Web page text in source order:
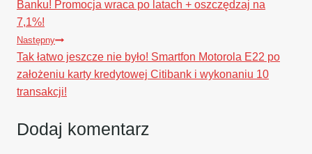
Banku! Promocja wraca po latach + oszczędzaj na
7,1%!
Następny
Tak łatwo jeszcze nie było! Smartfon Motorola E22 po
założeniu karty kredytowej Citibank i wykonaniu 10
transakcji!
Dodaj komentarz